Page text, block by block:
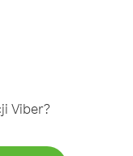
Viber?